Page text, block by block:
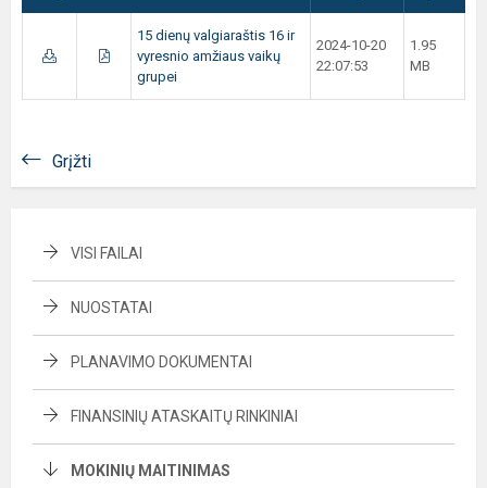
15 dienų valgiaraštis 16 ir
vyresnio amžiaus vaikų
grupei
2024-10-20
22:07:53
1.95
MB
Grįžti
VISI FAILAI
NUOSTATAI
PLANAVIMO DOKUMENTAI
FINANSINIŲ ATASKAITŲ RINKINIAI
MOKINIŲ MAITINIMAS